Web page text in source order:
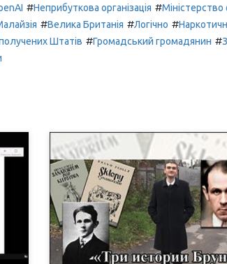
#Неприбуткова організація #Міністерство
#Велика Британія #Логічно #
Штатів #Громадський громадянин #